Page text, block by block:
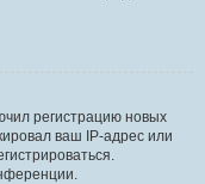
регистрацию новых
ваш IP-адрес или